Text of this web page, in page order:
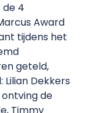
de 4
Award
tijdens het
geteld,
Dekkers
de